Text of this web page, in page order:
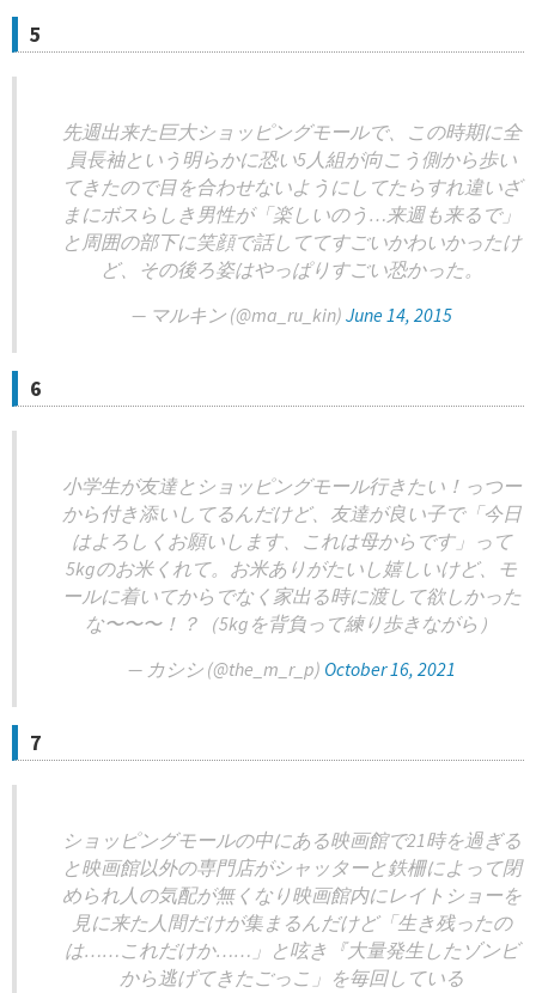
5
先週出来た巨大ショッピングモールで、この時期に全
員長袖という明らかに恐い5人組が向こう側から歩い
てきたので目を合わせないようにしてたらすれ違いざ
まにボスらしき男性が「楽しいのう…来週も来るで」
と周囲の部下に笑顔で話しててすごいかわいかったけ
ど、その後ろ姿はやっぱりすごい恐かった。
— マルキン (@ma_ru_kin) June 14, 2015
6
小学生が友達とショッピングモール行きたい！っつー
から付き添いしてるんだけど、友達が良い子で「今日
はよろしくお願いします、これは母からです」って
5kgのお米くれて。お米ありがたいし嬉しいけど、モ
ールに着いてからでなく家出る時に渡して欲しかった
な〜〜〜！？（5kgを背負って練り歩きながら）
— カシシ (@the_m_r_p) October 16, 2021
7
ショッピングモールの中にある映画館で21時を過ぎる
と映画館以外の専門店がシャッターと鉄柵によって閉
められ人の気配が無くなり映画館内にレイトショーを
見に来た人間だけが集まるんだけど「生き残ったの
は……これだけか……」と呟き『大量発生したゾンビ
から逃げてきたごっこ」を毎回している